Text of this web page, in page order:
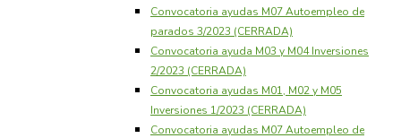
Convocatoria ayudas M07 Autoempleo de
parados 3/2023 (CERRADA)
Convocatoria ayuda M03 y M04 Inversiones
2/2023 (CERRADA)
Convocatoria ayudas M01, M02 y M05
Inversiones 1/2023 (CERRADA)
Convocatoria ayudas M07 Autoempleo de